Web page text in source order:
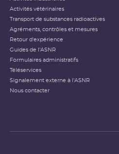
Activités vétérinaires
Transport de substances radioactives
Agréments, contrôles et mesures
Retour d'expérience
Guides de l'ASNR
Formulaires administratifs
Téléservices
Signalement externe à l'ASNR
Nous contacter